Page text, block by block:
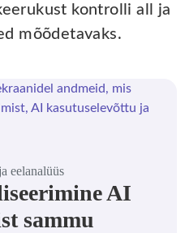
kontrolli all ja
mõõdetavaks.
eelanalüüs
AI
sammu